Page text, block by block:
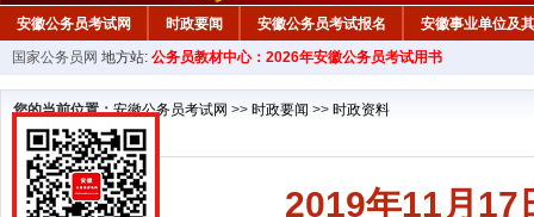
安徽公务员考试网 时政要闻 安徽公务员考试报名
安徽事业单位及
国家公务员网 地方站: 公务员教材中心：2026年安徽公务员考试用书
您的当前位置：安徽公务员考试网 >> 时政要闻 >> 时政资料
2019年11月17